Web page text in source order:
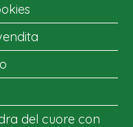
del cuore con